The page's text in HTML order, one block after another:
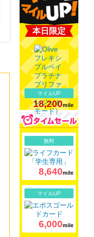
本日限定
マイルUP
18,200mile
無料
8,640mile
マイルUP
6,000mile